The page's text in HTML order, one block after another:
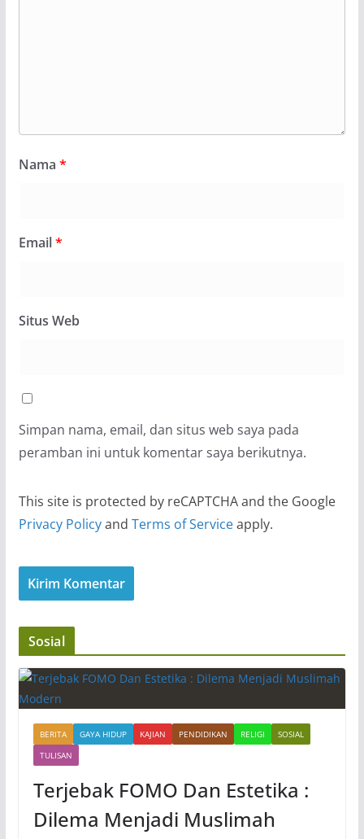
Nama *
Email*
Situs Web
Simpan nama, email, dan situs web saya pada
peramban ini untuk komentar saya berikutnya.
This site is protected by reCAPTCHA and the Google
Privacy Policyand Terms of Serviceapply.
Sosial
BERITA GAYA HIDUP KAJIAN PENDIDIKAN RELIGI
SOSIAL
TULISAN
Terjebak FOMO Dan Estetika :
Dilema Menjadi Muslimah